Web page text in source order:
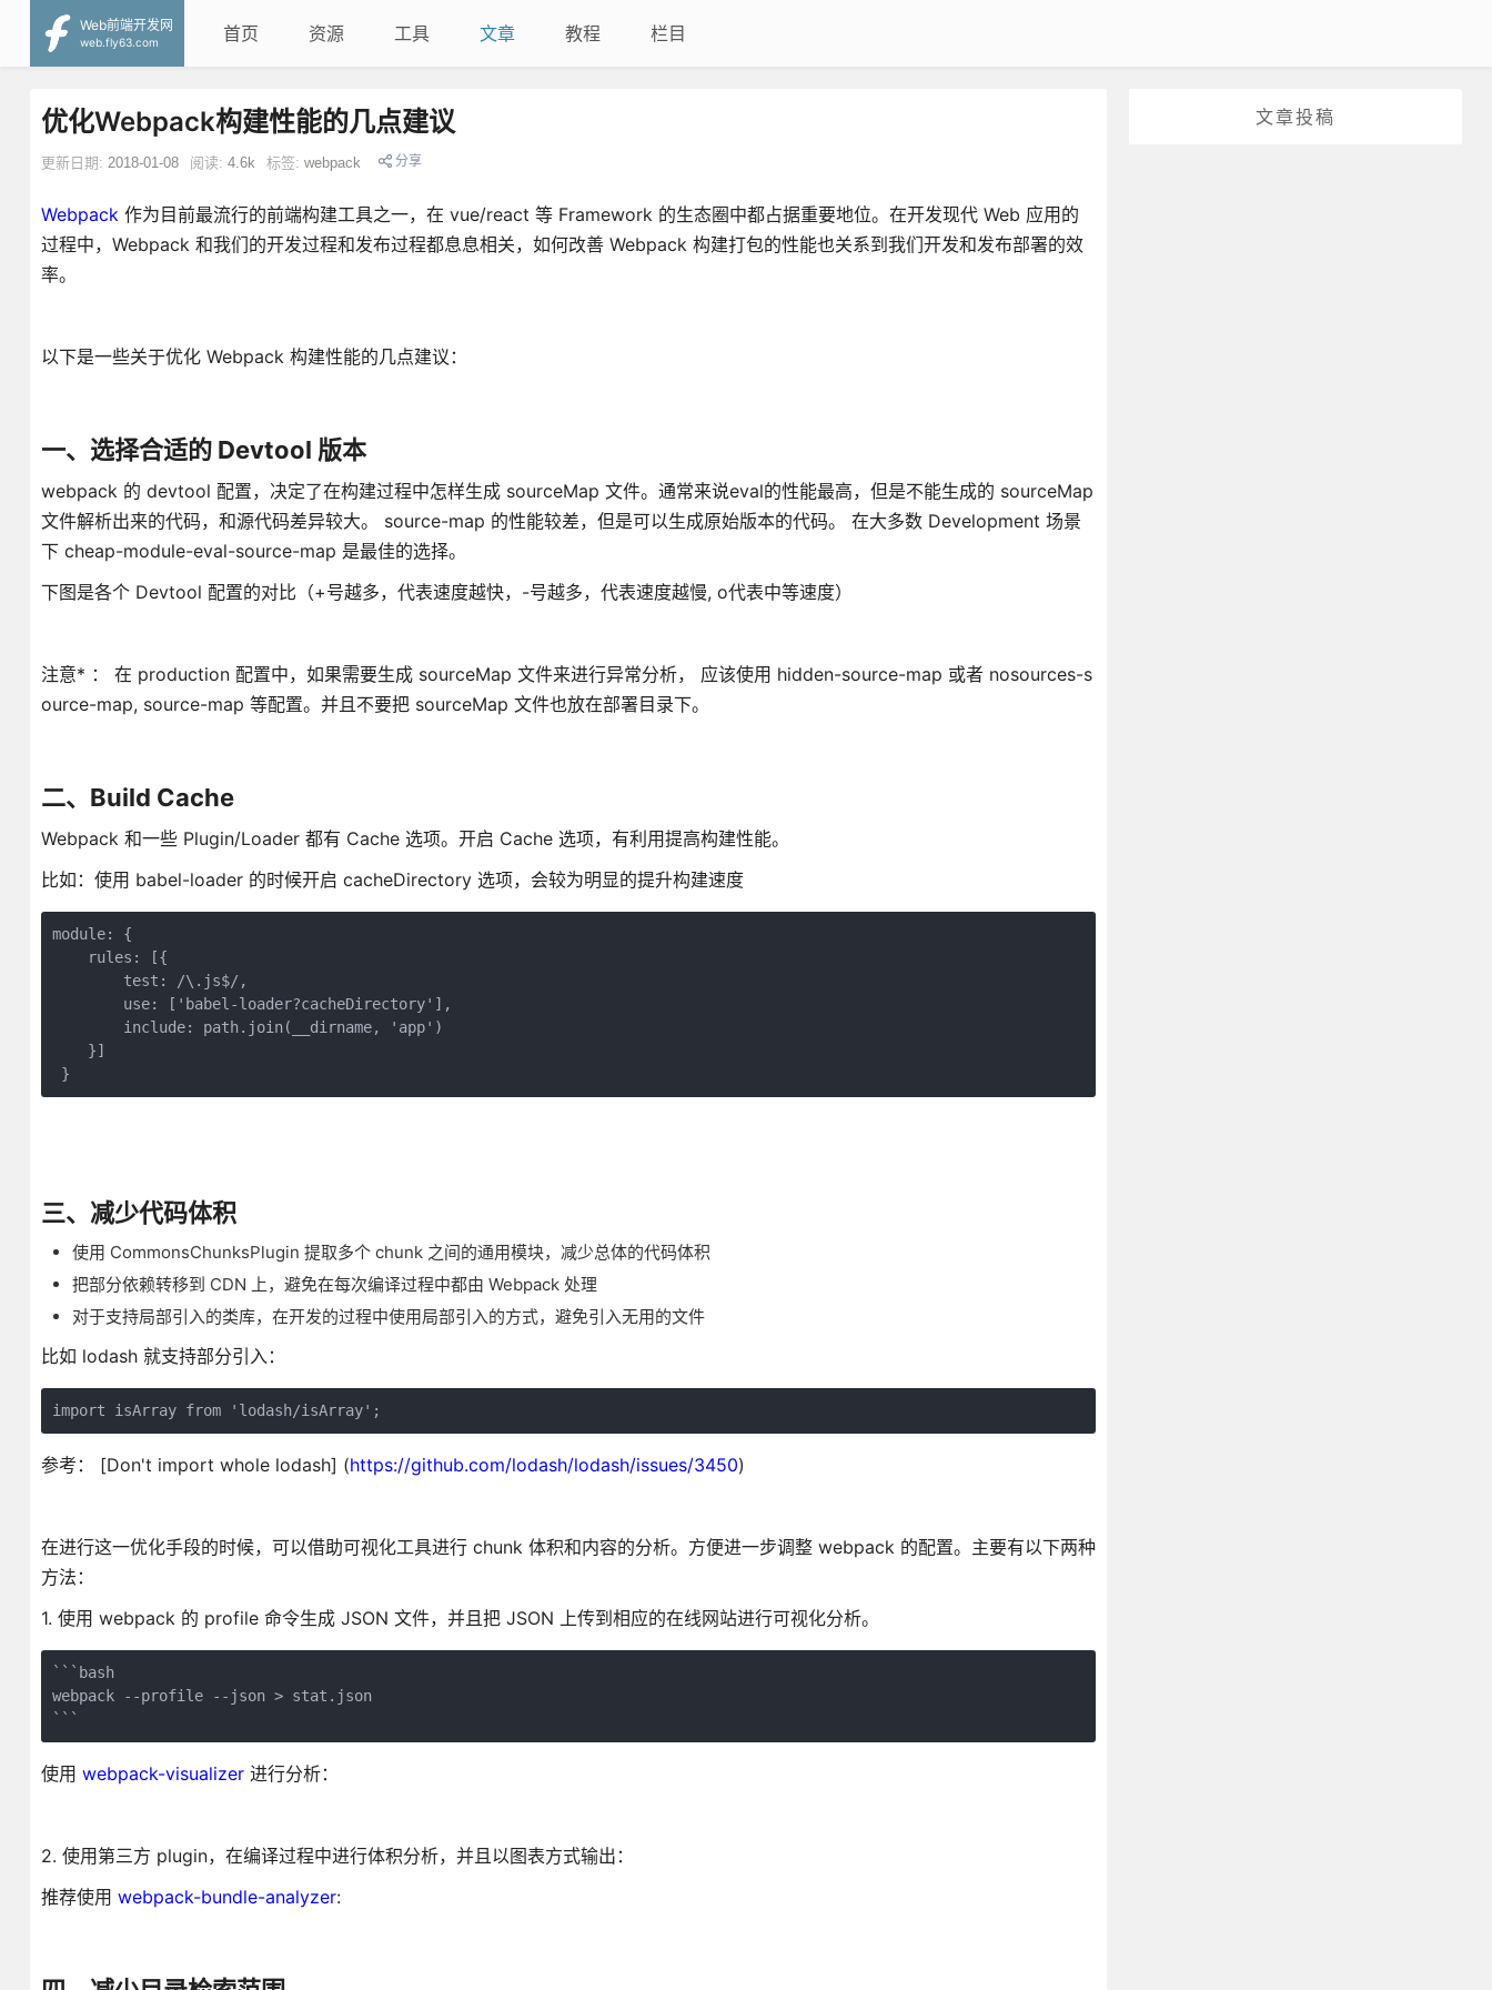
Web前端开发网
web.fly63.com
首页 资源 工具 文章 教程 栏目
文章投稿
优化Webpack构建性能的几点建议
更新日期: 2018-01-08 阅读: 4.6k 标签: webpack 分享
Webpack作为目前最流行的前端构建工具之一，在 vue/react 等 Framework 的生态圈中都占据重要地位。在开发现代 Web 应用的
过程中，Webpack 和我们的开发过程和发布过程都息息相关，如何改善 Webpack 构建打包的性能也关系到我们开发和发布部署的效
率。
以下是一些关于优化 Webpack 构建性能的几点建议：
一、选择合适的 Devtool 版本
​webpack 的 devtool 配置，决定了在构建过程中怎样生成 sourceMap 文件。通常来说eval的性能最高，但是不能生成的 sourceMap
文件解析出来的代码，和源代码差异较大。 source-map 的性能较差，但是可以生成原始版本的代码。 在大多数 Development 场景
下 cheap-module-eval-source-map 是最佳的选择。
下图是各个 Devtool 配置的对比（+号越多，代表速度越快，-号越多，代表速度越慢, o代表中等速度）
注意* ： 在 production 配置中，如果需要生成 sourceMap 文件来进行异常分析， 应该使用 hidden-source-map 或者 nosources-s
ource-map, source-map 等配置。并且不要把 sourceMap 文件也放在部署目录下。
二、Build Cache
Webpack 和一些 Plugin/Loader 都有 Cache 选项。开启 Cache 选项，有利用提高构建性能。
​比如：使用 babel-loader 的时候开启 cacheDirectory 选项，会较为明显的提升构建速度
module: {
    rules: [{
        test: /\.js$/,
        use: ['babel-loader?cacheDirectory'],
        include: path.join(__dirname, 'app')
    }]
}
三、减少代码体积
使用 CommonsChunksPlugin 提取多个 chunk 之间的通用模块，减少总体的代码体积
把部分依赖转移到 CDN 上，避免在每次编译过程中都由 Webpack 处理
对于支持局部引入的类库，在开发的过程中使用局部引入的方式，避免引入无用的文件
比如 lodash 就支持部分引入：
import isArray from 'lodash/isArray';
参考： [Don't import whole lodash] (https://github.com/lodash/lodash/issues/3450)
​在进行这一优化手段的时候，可以借助可视化工具进行 chunk 体积和内容的分析。方便进一步调整 webpack 的配置。主要有以下两种
方法：
1. 使用 webpack 的 profile 命令生成 JSON 文件，并且把 JSON 上传到相应的在线网站进行可视化分析。
```bash
webpack --profile --json > stat.json
```
使用 webpack-visualizer进行分析：
2. 使用第三方 plugin，在编译过程中进行体积分析，并且以图表方式输出：
推荐使用 webpack-bundle-analyzer: